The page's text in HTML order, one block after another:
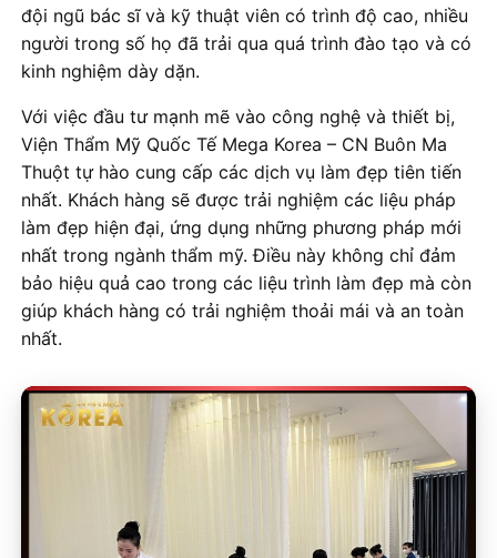
đội ngũ bác sĩ và kỹ thuật viên có trình độ cao, nhiều
người trong số họ đã trải qua quá trình đào tạo và có
kinh nghiệm dày dặn.
Với việc đầu tư mạnh mẽ vào công nghệ và thiết bị,
Viện Thẩm Mỹ Quốc Tế Mega Korea – CN Buôn Ma
Thuột tự hào cung cấp các dịch vụ làm đẹp tiên tiến
nhất. Khách hàng sẽ được trải nghiệm các liệu pháp
làm đẹp hiện đại, ứng dụng những phương pháp mới
nhất trong ngành thẩm mỹ. Điều này không chỉ đảm
bảo hiệu quả cao trong các liệu trình làm đẹp mà còn
giúp khách hàng có trải nghiệm thoải mái và an toàn
nhất.